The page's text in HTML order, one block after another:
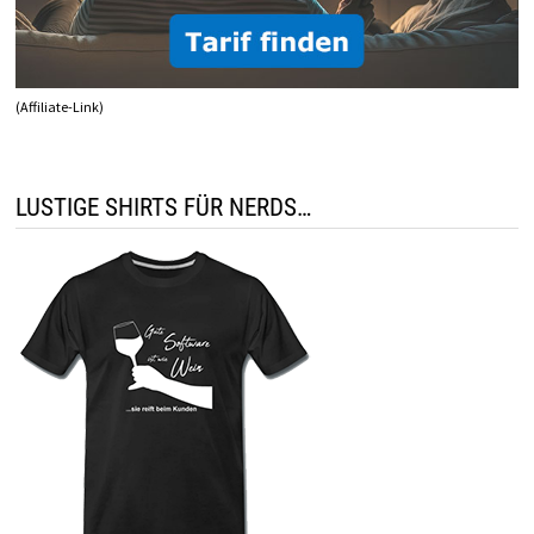
(Affiliate-Link)
LUSTIGE SHIRTS FÜR NERDS…